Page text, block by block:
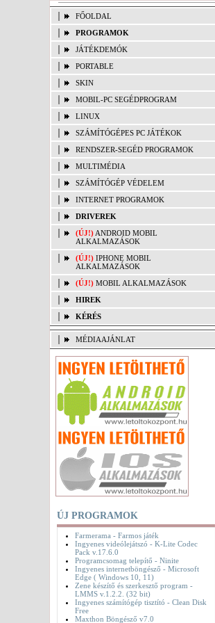
FŐOLDAL
PROGRAMOK
JÁTÉKDEMÓK
PORTABLE
SKIN
MOBIL-PC SEGÉDPROGRAM
LINUX
SZÁMÍTÓGÉPES PC JÁTÉKOK
RENDSZER-SEGÉD PROGRAMOK
MULTIMÉDIA
SZÁMÍTÓGÉP VÉDELEM
INTERNET PROGRAMOK
DRIVEREK
(ÚJ!) ANDROID MOBIL
ALKALMAZÁSOK
(ÚJ!) IPHONE MOBIL
ALKALMAZÁSOK
(ÚJ!) MOBIL ALKALMAZÁSOK
HIREK
KÉRÉS
MÉDIAAJÁNLAT
ÚJ PROGRAMOK
Farmerama - Farmos játék
Ingyenes videólejátszó - K-Lite Codec
Pack v.17.6.0
Programcsomag telepítő - Ninite
Ingyenes internetböngésző - Microsoft
Edge ( Windows 10, 11)
Zene készítő és szerkesztő program -
LMMS v.1.2.2. (32 bit)
Ingyenes számítógép tisztító - Clean Disk
Free
Maxthon Böngésző v7.0